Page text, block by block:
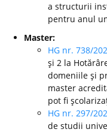
a structurii
pentru anul
Master:
HG nr. 738/
şi 2 la
domeniile şi
master
pot fi
HG nr. 297/
de studii